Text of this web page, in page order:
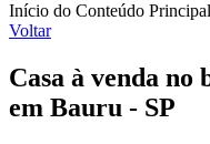
Início do Conteúdo Principal
Voltar
Casa à venda
em Bauru - SP